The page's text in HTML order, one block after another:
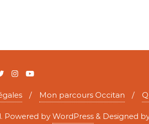
Mon parcours Occitan
Powered by WordPress & Designed